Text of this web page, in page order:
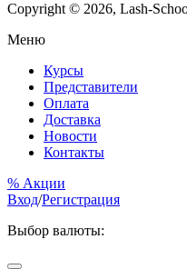
Copyright © 2026, Lash-
Меню
Курсы
Представители
Оплата
Доставка
Новости
Контакты
% Акции
Вход/Регистрация
Выбор валюты: